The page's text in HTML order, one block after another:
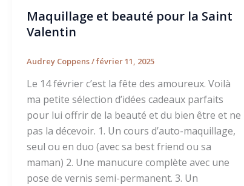
Maquillage et beauté pour la Saint
Valentin
Audrey Coppens/février 11, 2025
Le 14 février c’est la fête des amoureux. Voilà
ma petite sélection d’idées cadeaux parfaits
pour lui offrir de la beauté et du bien être et ne
pas la décevoir. 1. Un cours d’auto-maquillage,
seul ou en duo (avec sa best friend ou sa
maman) 2. Une manucure complète avec une
pose de vernis semi-permanent. 3. Un